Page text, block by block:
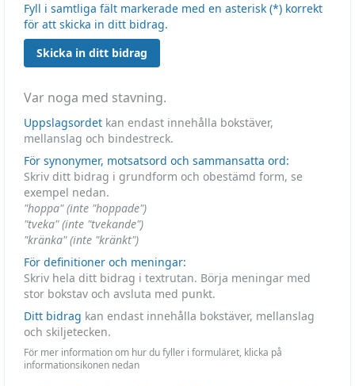
Fyll i samtliga fält markerade med en asterisk (*) korrekt
för att skicka in ditt bidrag.
Skicka in ditt bidrag
Var noga med stavning.
Uppslagsordet kan endast innehålla bokstäver,
mellanslag och bindestreck.
För synonymer, motsatsord och sammansatta ord:
Skriv ditt bidrag i grundform och obestämd form, se
exempel nedan.
"hoppa" (inte "hoppade")
"tveka" (inte "tvekande")
"kränka" (inte "kränkt")
För definitioner och meningar:
Skriv hela ditt bidrag i textrutan. Börja meningar med
stor bokstav och avsluta med punkt.
Ditt bidrag kan endast innehålla bokstäver, mellanslag
och skiljetecken.
För mer information om hur du fyller i formuläret, klicka på
informationsikonen nedan